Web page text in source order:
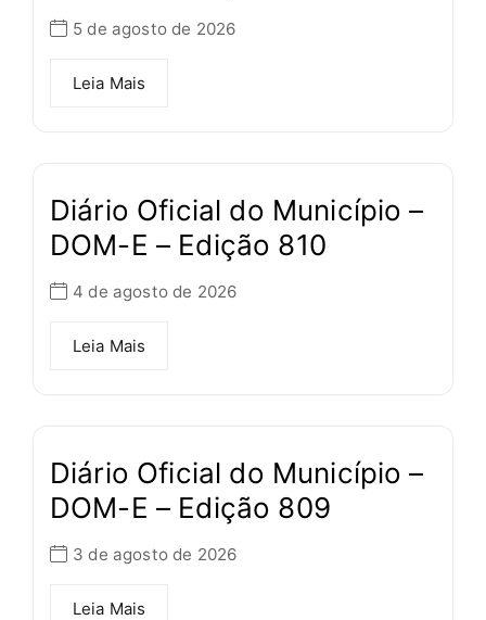
5 de agosto de 2026
Leia Mais
Diário Oficial do Município –
DOM-E – Edição 810
4 de agosto de 2026
Leia Mais
Diário Oficial do Município –
DOM-E – Edição 809
3 de agosto de 2026
Leia Mais